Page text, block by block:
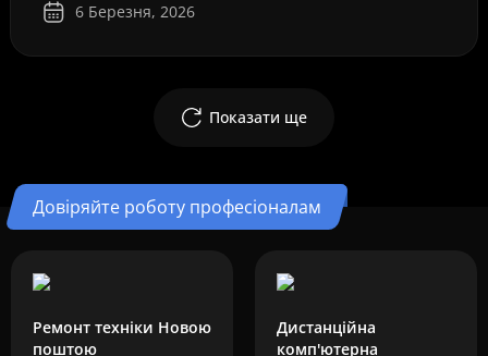
6 Березня, 2026
Показати ще
Довіряйте роботу професіоналам
Ремонт техніки Новою
поштою
Дистанційна
комп'ютерна